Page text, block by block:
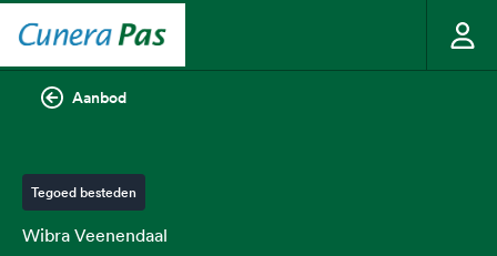
Aanbod
Tegoed besteden
Wibra Veenendaal